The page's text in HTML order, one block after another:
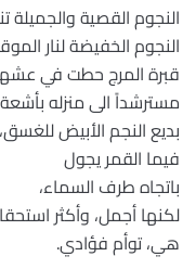
النجوم القصية والجميلة
النجوم الخفيضة لنار
قبرة المرج حطت في
مسترشداً الى منزله بأشعة
بديع النجم الأبيض للغسق،
فيما القمر يجول
باتجاه طرف السماء،
لكنها أجمل، وأكثر
هي، توأم فؤادي.